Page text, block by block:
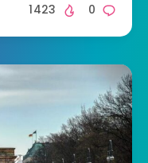
0
1423